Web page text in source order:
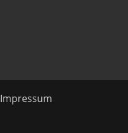
Impressum